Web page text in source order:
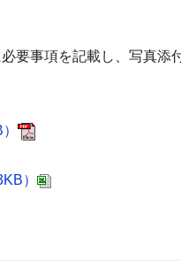
要事項を記載し、写真添
）